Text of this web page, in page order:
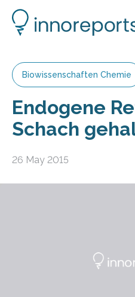
Biowissenschaften Chemie
Endogene
Schach
26 May 2015